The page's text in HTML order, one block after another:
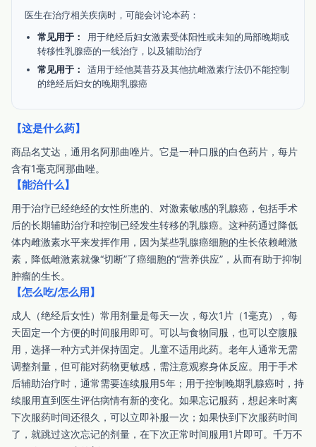
医生在治疗相关疾病时，可能会讨论本药：
常见用于：
用于绝经后妇女激素受体阳性或未知的局部晚期或
转移性乳腺癌的一线治疗，以及辅助治疗
常见用于：
适用于经他莫昔芬及其他抗雌激素疗法仍不能控制
的绝经后妇女的晚期乳腺癌
【这是什么药】
商品名艾达，通用名阿那曲唑片。它是一种口服的白色药片，每片
含有1毫克阿那曲唑。
【能治什么】
用于治疗已经绝经的女性所患的、对激素敏感的乳腺癌，包括手术
后的长期辅助治疗和控制已经发生转移的乳腺癌。这种药通过降低
体内雌激素水平来发挥作用，因为某些乳腺癌细胞的生长依赖雌激
素，降低雌激素就像“切断”了癌细胞的“营养供应”，从而有助于抑制
肿瘤的生长。
【怎么吃/怎么用】
成人（绝经后女性）常用剂量是每天一次，每次1片（1毫克），每
天固定一个方便的时间服用即可。可以与食物同服，也可以空腹服
用，选择一种方式并保持固定。儿童不适用此药。老年人通常无需
调整剂量，但可能对药物更敏感，需注意观察身体反应。用于手术
后辅助治疗时，通常需要连续服用5年；用于控制晚期乳腺癌时，持
续服用直到医生评估病情有新的变化。如果忘记服药，想起来时离
下次服药时间还很久，可以立即补服一次；如果快到下次服药时间
了，就跳过这次忘记的剂量，在下次正常时间服用1片即可。千万不